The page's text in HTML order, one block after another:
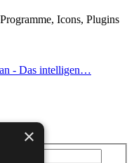
Icons, Plugins
- Das intelligen…
×